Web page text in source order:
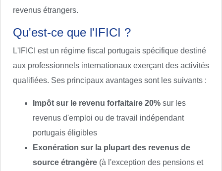
revenus étrangers.
Qu'est-ce que l'IFICI ?
L'IFICI est un régime fiscal portugais spécifique destiné
aux professionnels internationaux exerçant des activités
qualifiées. Ses principaux avantages sont les suivants :
Impôt sur le revenu forfaitaire 20% sur les
revenus d'emploi ou de travail indépendant
portugais éligibles
Exonération sur la plupart des revenus de
source étrangère (à l'exception des pensions et